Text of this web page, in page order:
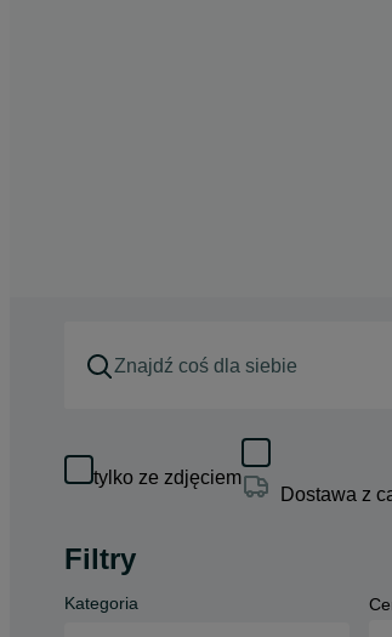
tylko ze zdjęciem
Dostawa z
Filtry
Kategoria